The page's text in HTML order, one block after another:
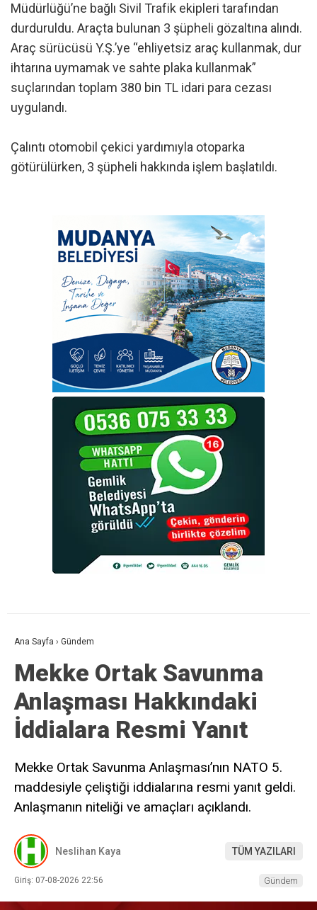
Müdürlüğü’ne bağlı Sivil Trafik ekipleri tarafından
durduruldu. Araçta bulunan 3 şüpheli gözaltına alındı.
Araç sürücüsü Y.Ş.’ye “ehliyetsiz araç kullanmak, dur
ihtarına uymamak ve sahte plaka kullanmak”
suçlarından toplam 380 bin TL idari para cezası
uygulandı.
Çalıntı otomobil çekici yardımıyla otoparka
götürülürken, 3 şüpheli hakkında işlem başlatıldı.
Ana Sayfa › Gündem
Mekke Ortak Savunma
Anlaşması Hakkındaki
İddialara Resmi Yanıt
Mekke Ortak Savunma Anlaşması’nın NATO 5.
maddesiyle çeliştiği iddialarına resmi yanıt geldi.
Anlaşmanın niteliği ve amaçları açıklandı.
Neslihan Kaya TÜM YAZILARI
Giriş: 07-08-2026 22:56 Gündem